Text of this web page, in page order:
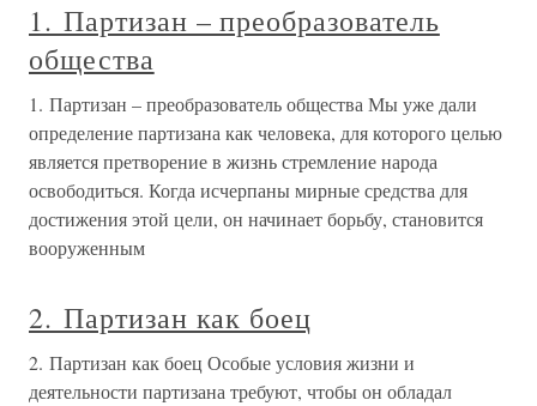
1. Партизан – преобразователь
общества
1. Партизан – преобразователь общества Мы уже дали
определение партизана как человека, для которого целью
является претворение в жизнь стремление народа
освободиться. Когда исчерпаны мирные средства для
достижения этой цели, он начинает борьбу, становится
вооруженным
2. Партизан как боец
2. Партизан как боец Особые условия жизни и
деятельности партизана требуют, чтобы он обладал